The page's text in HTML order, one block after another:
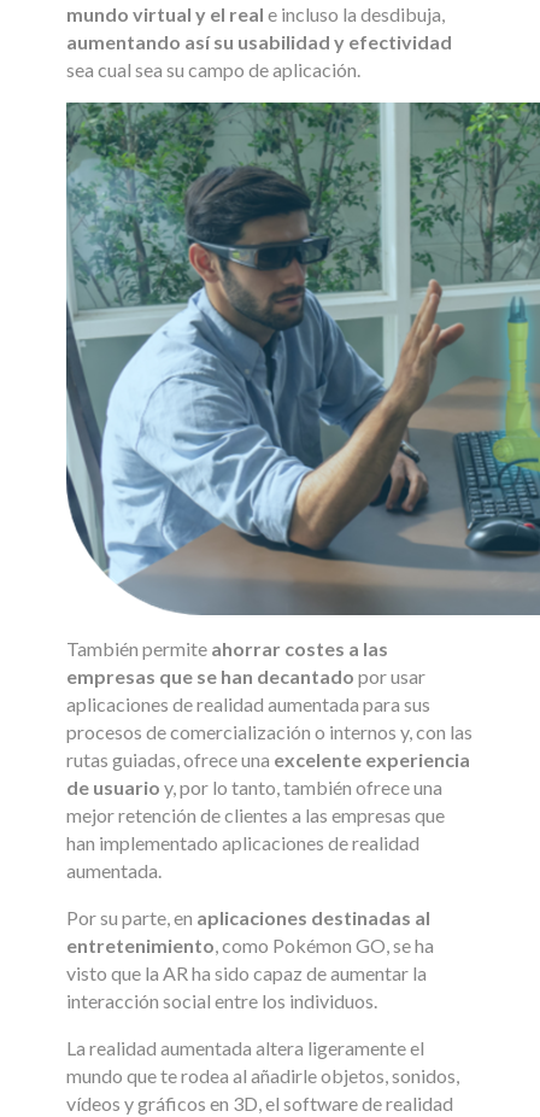
mundo virtual y el real e incluso la desdibuja,
aumentando así su usabilidad y efectividad
sea cual sea su campo de aplicación.
También permite ahorrar costes a las
empresas que se han decantado por usar
aplicaciones de realidad aumentada para sus
procesos de comercialización o internos y, con las
rutas guiadas, ofrece una excelente experiencia
de usuario y, por lo tanto, también ofrece una
mejor retención de clientes a las empresas que
han implementado aplicaciones de realidad
aumentada.
Por su parte, en aplicaciones destinadas al
entretenimiento , como Pokémon GO, se ha
visto que la AR ha sido capaz de aumentar la
interacción social entre los individuos.
La realidad aumentada altera ligeramente el
mundo que te rodea al añadirle objetos, sonidos,
vídeos y gráficos en 3D, el software de realidad